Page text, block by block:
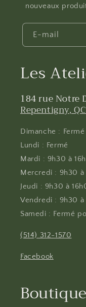
nouveaux
E-mail
Les
184 rue Notre
Repentigny,
Dimanche : Fermé
Lundi : Fermé
Mardi : 9h30 à
Mercredi : 9h30 à
Jeudi : 9h30 à
Vendredi : 9h30 à
Samedi : Fermé
(514) 312-1570
Facebook